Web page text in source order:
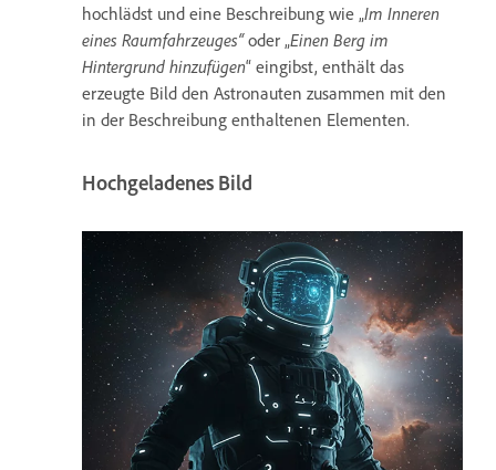
hochlädst und eine Beschreibung wie „Im Inneren
eines Raumfahrzeuges“oder „Einen Berg im
Hintergrund hinzufügen“ eingibst, enthält das
erzeugte Bild den Astronauten zusammen mit den
in der Beschreibung enthaltenen Elementen.
Hochgeladenes Bild